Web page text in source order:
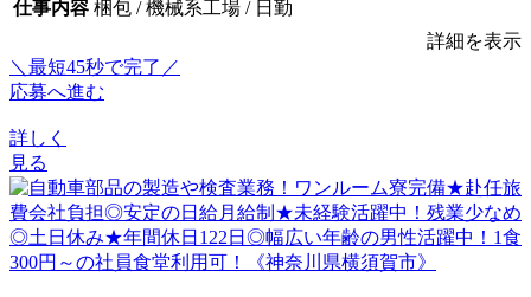
仕事内容 梱包 / 機械系工場 / 日勤
詳細を表示
＼最短45秒で完了／
応募へ進む
詳しく
見る